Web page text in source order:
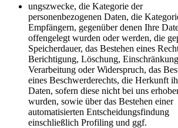
ungszwecke, die Kategorie der
personenbezogenen Daten, die
Empfängern, gegenüber denen Ihre
offengelegt wurden oder werden, die
Speicherdauer, das Bestehen eines
Berichtigung, Löschung,
Verarbeitung oder Widerspruch, das
eines Beschwerderechts, die Herkunft
Daten, sofern diese nicht bei uns
wurden, sowie über das Bestehen einer
automatisierten Entscheidungsfindung
einschließlich Profiling und ggf.